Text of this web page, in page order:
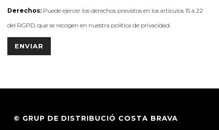
Derechos: Puede ejercer los derechos previstos en los artículos 15 a 22
del RGPD, que se recogen en nuestra política de privacidad.
© GRUP DE DISTRIBUCIÓ COSTA BRAVA